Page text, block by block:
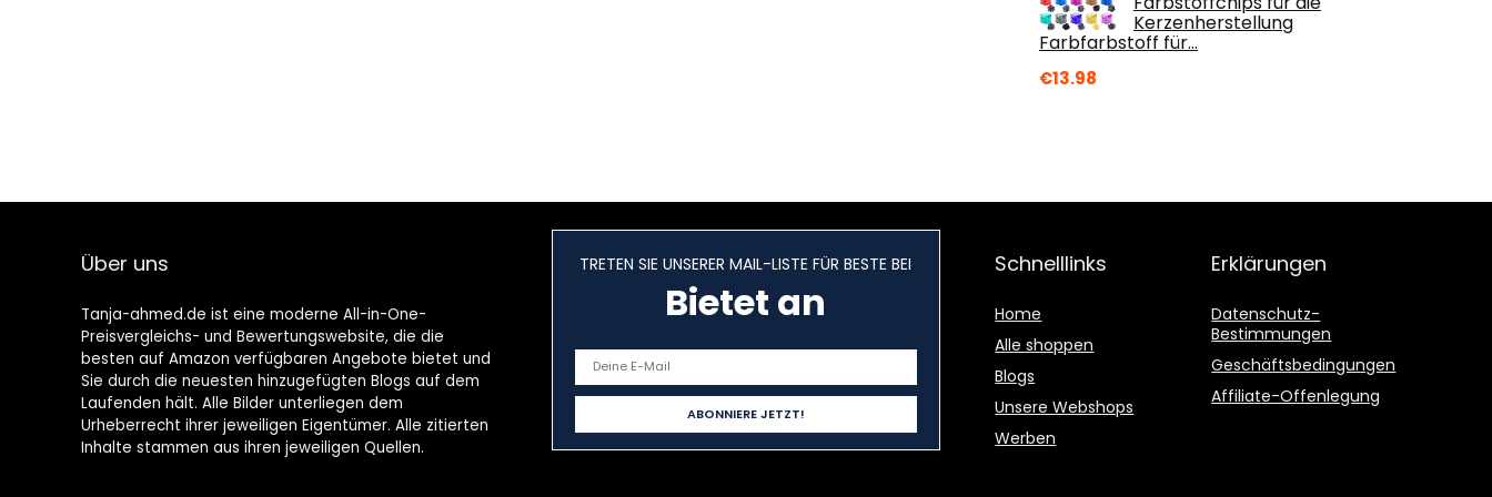
Kerzenherstellung
Farbfarbstoff für…
€13.98
Über uns
Tanja-ahmed.de ist eine moderne All-in-One-
Preisvergleichs- und Bewertungswebsite, die die
besten auf Amazon verfügbaren Angebote bietet und
Sie durch die neuesten hinzugefügten Blogs auf dem
Laufenden hält. Alle Bilder unterliegen dem
Urheberrecht ihrer jeweiligen Eigentümer. Alle zitierten
Inhalte stammen aus ihren jeweiligen Quellen.
TRETEN SIE UNSERER MAIL-LISTE FÜR BESTE BEI
Bietet an
Schnelllinks
Home
Alle shoppen
Blogs
Unsere Webshops
Werben
Erklärungen
Datenschutz-
Bestimmungen
Geschäftsbedingungen
Affiliate-Offenlegung